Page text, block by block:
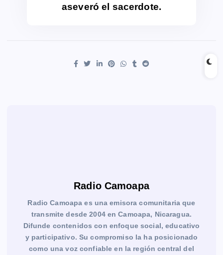
aseveró el sacerdote.
Radio Camoapa
Radio Camoapa es una emisora comunitaria que
transmite desde 2004 en Camoapa, Nicaragua.
Difunde contenidos con enfoque social, educativo
y participativo. Su compromiso la ha posicionado
como una voz confiable en la región central del